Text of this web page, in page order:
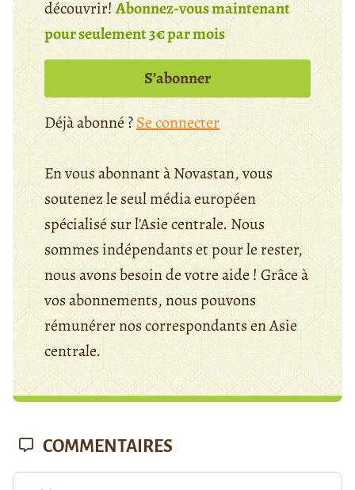
découvrir!Abonnez-vous maintenant
pour seulement 3€ par mois
S’abonner
Déjà abonné ?Se connecter
En vous abonnant à Novastan, vous
soutenez le seul média européen
spécialisé sur l'Asie centrale. Nous
sommes indépendants et pour le rester,
nous avons besoin de votre aide ! Grâce à
vos abonnements, nous pouvons
rémunérer nos correspondants en Asie
centrale.
COMMENTAIRES